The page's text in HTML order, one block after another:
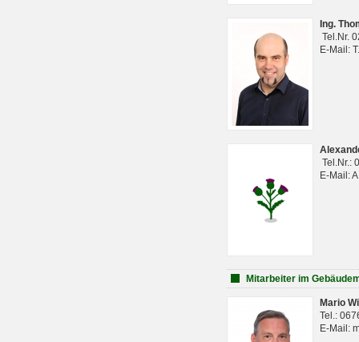
Ing.
Tel.Nr.
E-Mail:
Tel.Nr.:
E-Mail:
Mitarbeiter im
Mario
Tel.:
E-Mail: